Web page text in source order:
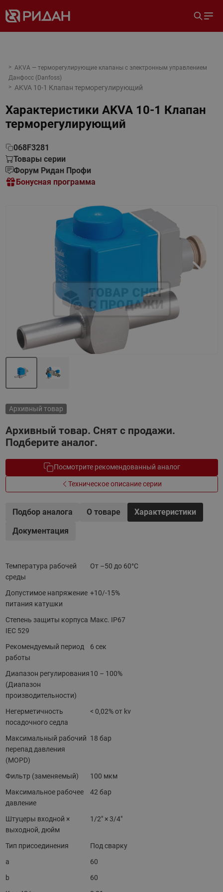
AKVA — терморегулирующие клапаны с электронным управлением
Данфосс (Danfoss)
AKVA 10-1 Клапан терморегулирующий
Характеристики AKVA 10-1 Клапан
терморегулирующий
068F3281
Товары серии
Форум Ридан Профи
Бонусная программа
Архивный товар
Архивный товар. Снят с продажи.
Подберите аналог.
Посмотрите рекомендованный аналог
Техническое описание серии
Подбор аналога О товаре
Характеристики
Документация
Температура рабочей
среды
От –50 до 60°С
Допустимое напряжение
питания катушки
+10/-15%
Степень защиты корпуса
IEC 529
Макс. IP67
Рекомендуемый период
работы
6 сек
Диапазон регулирования
(Диапазон
производительности)
10 – 100%
Негерметичность
посадочного седла
< 0,02% от kv
Максимальный рабочий
перепад давления
(MOPD)
18 бар
Фильтр (заменяемый)
100 мкм
Максимальное рабочее
давление
42 бар
Штуцеры входной ×
выходной, дюйм
1/2" × 3/4"
Тип присоединения
Под сварку
a
60
b
60